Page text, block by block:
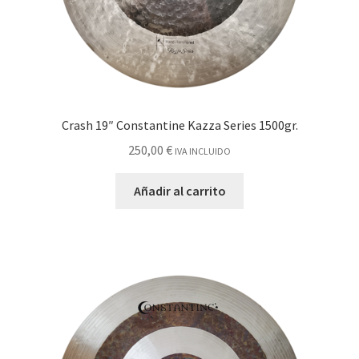
Crash 19″ Constantine Kazza Series 1500gr.
250,00 € IVA INCLUIDO
Añadir al carrito